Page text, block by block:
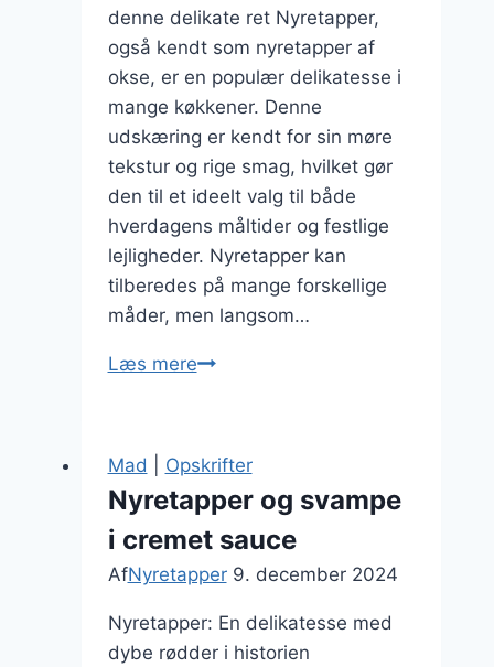
denne delikate ret Nyretapper,
også kendt som nyretapper af
okse, er en populær delikatesse i
mange køkkener. Denne
udskæring er kendt for sin møre
tekstur og rige smag, hvilket gør
den til et ideelt valg til både
hverdagens måltider og festlige
lejligheder. Nyretapper kan
tilberedes på mange forskellige
måder, men langsom…
Læs mereNyretapper
Den
tilberedning
Mad Opskrifter
Nyretapper og svampe
i cremet sauce
AfNyretapper 9. december 2024
Nyretapper: En delikatesse med
dybe rødder i historien